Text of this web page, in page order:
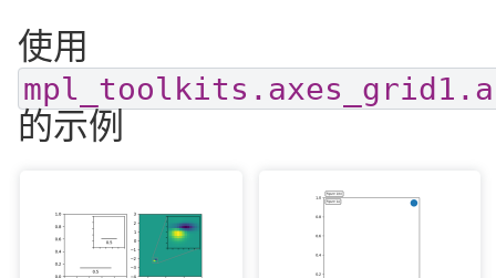
使用
的示例